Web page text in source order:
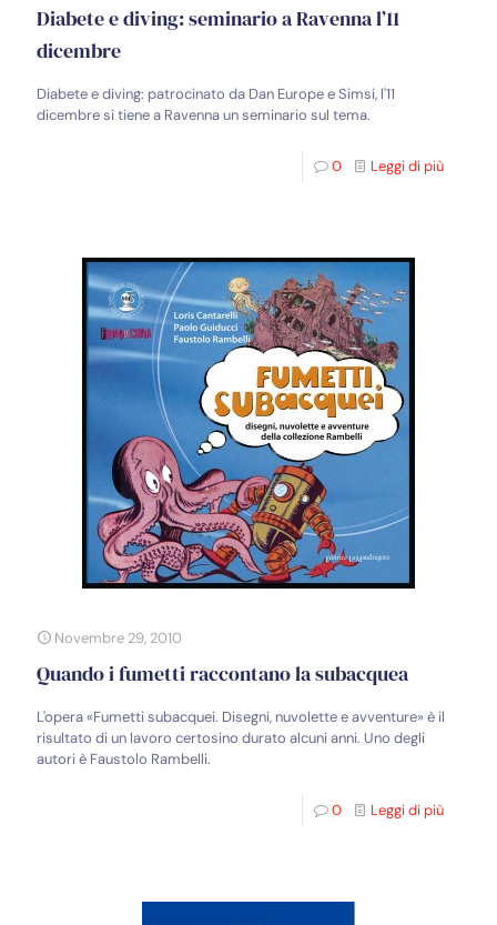
Diabete e diving: seminario a Ravenna l’11
dicembre
Diabete e diving: patrocinato da Dan Europe e Simsi, l'11
dicembre si tiene a Ravenna un seminario sul tema.
0 Leggi di più
Novembre 29, 2010
Quando i fumetti raccontano la subacquea
L'opera «Fumetti subacquei. Disegni, nuvolette e avventure» è il
risultato di un lavoro certosino durato alcuni anni. Uno degli
autori è Faustolo Rambelli.
0 Leggi di più